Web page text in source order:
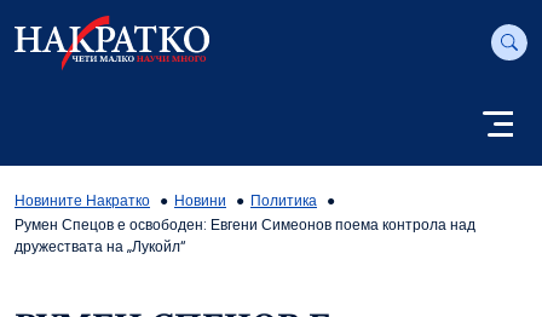
Новините Накратко Новини
Политика
Румен Спецов е освободен: Евгени Симеонов поема контрола над
дружествата на „Лукойл“